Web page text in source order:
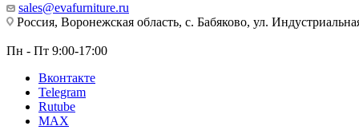
sales@evafurniture.ru
Россия, Воронежская область, с. Бабяково, ул.
Пн - Пт 9:00-17:00
Вконтакте
Telegram
Rutube
MAX